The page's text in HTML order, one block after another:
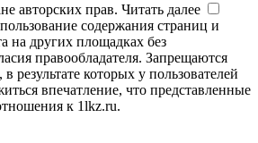
авторских прав. Читать далее
содержания страниц и
на других площадках без
правообладателя. Запрещаются
результате которых у пользователей
впечатление, что представленные
к 1lkz.ru.